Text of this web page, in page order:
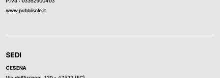
www.pubblisole.it
SEDI
CESENA